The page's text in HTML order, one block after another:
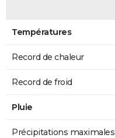
Températures
Record de chaleur
Record de froid
Pluie
Précipitations maximales